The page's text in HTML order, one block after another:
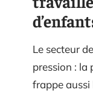
Le secteur
pression : la
frappe aussi